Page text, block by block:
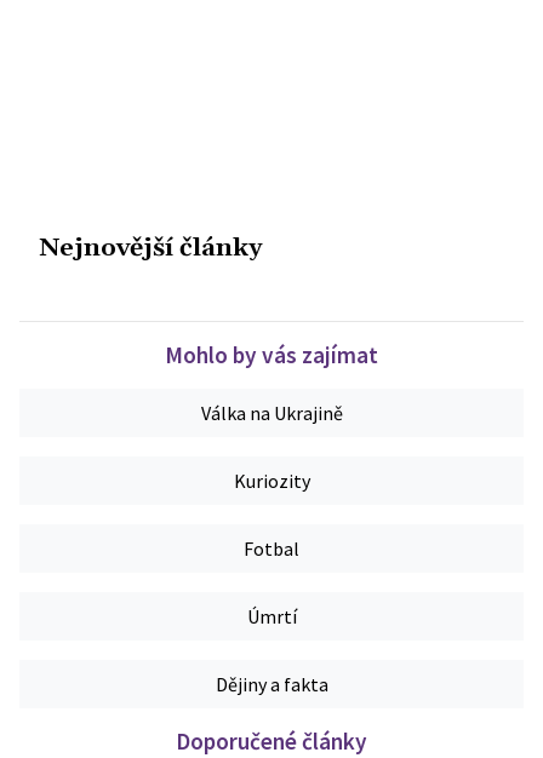
Nejnovější články
Mohlo by vás zajímat
Válka na Ukrajině
Kuriozity
Fotbal
Úmrtí
Dějiny a fakta
Doporučené články